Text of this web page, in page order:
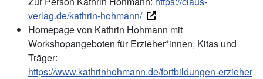
verlag.de/kathrin-hohmann/
Homepage von Kathrin Hohmann mit
Workshopangeboten für Erzieher*innen, Kitas und
Träger:
https://www.kathrinhohmann.de/fortbildungen-erzieher